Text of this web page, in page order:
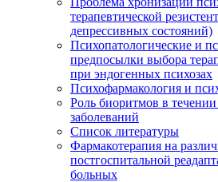
терапевтической
депрессивных состояний)
Психопатологические и
предпосылки выбора
при эндогенных психозах
Психофармакология и
Роль биоритмов в
заболеваний
Список литературы
Фармакотерапия на
постгоспитальной
больных